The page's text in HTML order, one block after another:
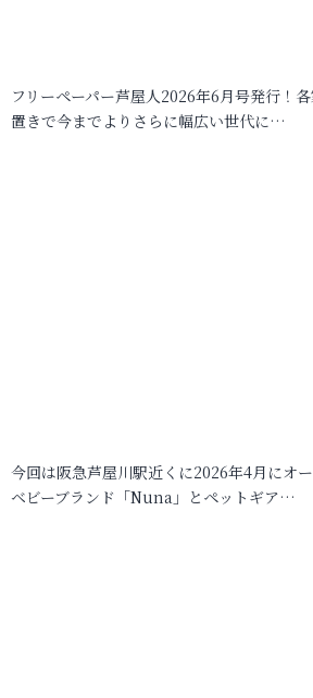
フリーペーパー芦屋人2026年6月号発行！
置きで今までよりさらに幅広い世代に…
今回は阪急芦屋川駅近くに2026年4月にオ
ベビーブランド「Nuna」とペットギア…